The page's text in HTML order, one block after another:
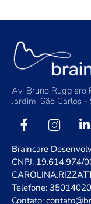
Av. Bruno Ruggiero
Jardim, São Carlos
Braincare
CNPJ: 19.614.974/
Telefone: 35014020
Contato: